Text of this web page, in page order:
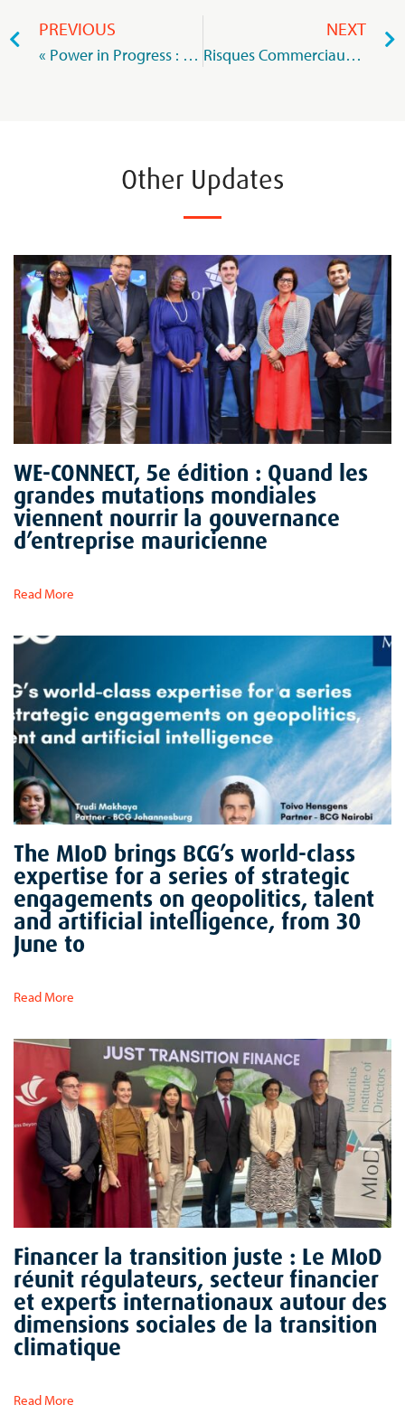
PREVIOUS
« Power in Progress : Accelerating Action for Equity » – Le MIoD célèbre la Journée Internationale des Femmes 2025 avec un appel à l’action pour une gouvernance d’entreprise inclusive
NEXT
Risques Commerciaux : Anticiper, s’adapter, gouverner autrement
Other Updates
WE-CONNECT, 5e édition : Quand les
grandes mutations mondiales
viennent nourrir la gouvernance
d’entreprise mauricienne
Read More
The MIoD brings BCG’s world-class
expertise for a series of strategic
engagements on geopolitics, talent
and artificial intelligence, from 30
June to
Read More
Financer la transition juste : Le MIoD
réunit régulateurs, secteur financier
et experts internationaux autour des
dimensions sociales de la transition
climatique
Read More